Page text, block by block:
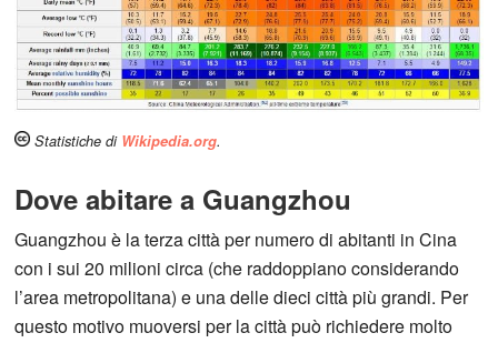
Statistiche di Wikipedia.org.
Dove abitare a Guangzhou
Guangzhou è la terza città per numero di abitanti in Cina
con i sui 20 milioni circa (che raddoppiano considerando
l’area metropolitana) e una delle dieci città più grandi. Per
questo motivo muoversi per la città può richiedere molto